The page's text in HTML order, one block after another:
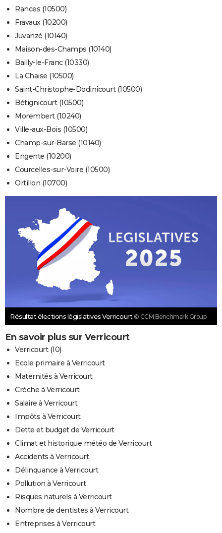
Rances (10500)
Fravaux (10200)
Juvanzé (10140)
Maison-des-Champs (10140)
Bailly-le-Franc (10330)
La Chaise (10500)
Saint-Christophe-Dodinicourt (10500)
Bétignicourt (10500)
Morembert (10240)
Ville-aux-Bois (10500)
Champ-sur-Barse (10140)
Engente (10200)
Courcelles-sur-Voire (10500)
Ortillon (10700)
Résultat élections législatives Verricourt © CCM Benchmark Group
En savoir plus sur Verricourt
Verricourt (10)
Ecole primaire à Verricourt
Maternités à Verricourt
Crèche à Verricourt
Salaire à Verricourt
Impôts à Verricourt
Dette et budget de Verricourt
Climat et historique météo de Verricourt
Accidents à Verricourt
Délinquance à Verricourt
Pollution à Verricourt
Risques naturels à Verricourt
Nombre de dentistes à Verricourt
Entreprises à Verricourt